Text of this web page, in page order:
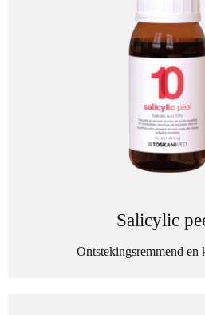
Salicylic
Ontstekingsremmend en